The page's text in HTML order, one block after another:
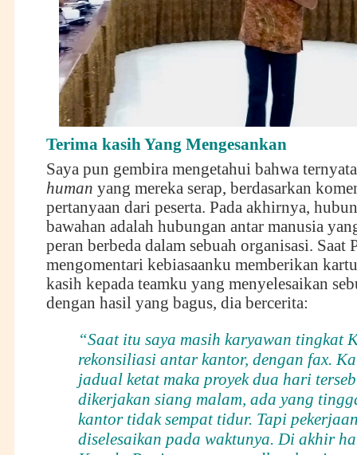
Terima kasih Yang Mengesankan
Saya pun gembira mengetahui bahwa
human yang mereka serap, berdasarkan
pertanyaan dari peserta. Pada akhirnya,
bawahan adalah hubungan antar manusia
peran berbeda dalam sebuah organisasi. Saat
mengomentari kebiasaanku memberikan
kasih kepada teamku yang menyelesaikan
dengan hasil yang bagus, dia bercerita:
“Saat itu saya masih karyawan tingkat
rekonsiliasi antar kantor, dengan fax.
jadual ketat maka proyek dua hari
dikerjakan siang malam, ada yang
kantor tidak sempat tidur. Tapi
diselesaikan pada waktunya. Di akhir